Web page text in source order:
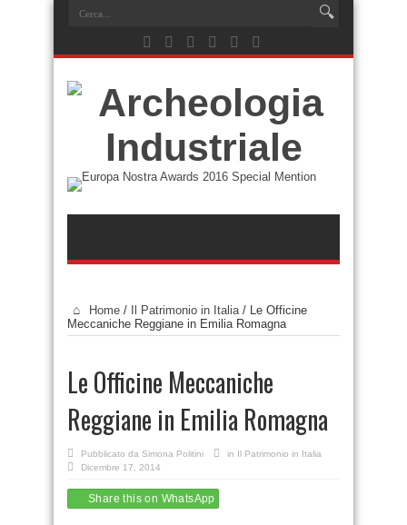
Home / Il Patrimonio in Italia / Le Officine
Meccaniche Reggiane in Emilia Romagna
Le Officine Meccaniche
Reggiane in Emilia Romagna
Pubblicato da Simona Politini in Il Patrimonio in Italia
Dicembre 17, 2014
Share this on WhatsApp